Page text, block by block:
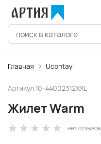
Главная Ucontay
Артикул 10-44002312XXL
Жилет Warm
нет отзывов